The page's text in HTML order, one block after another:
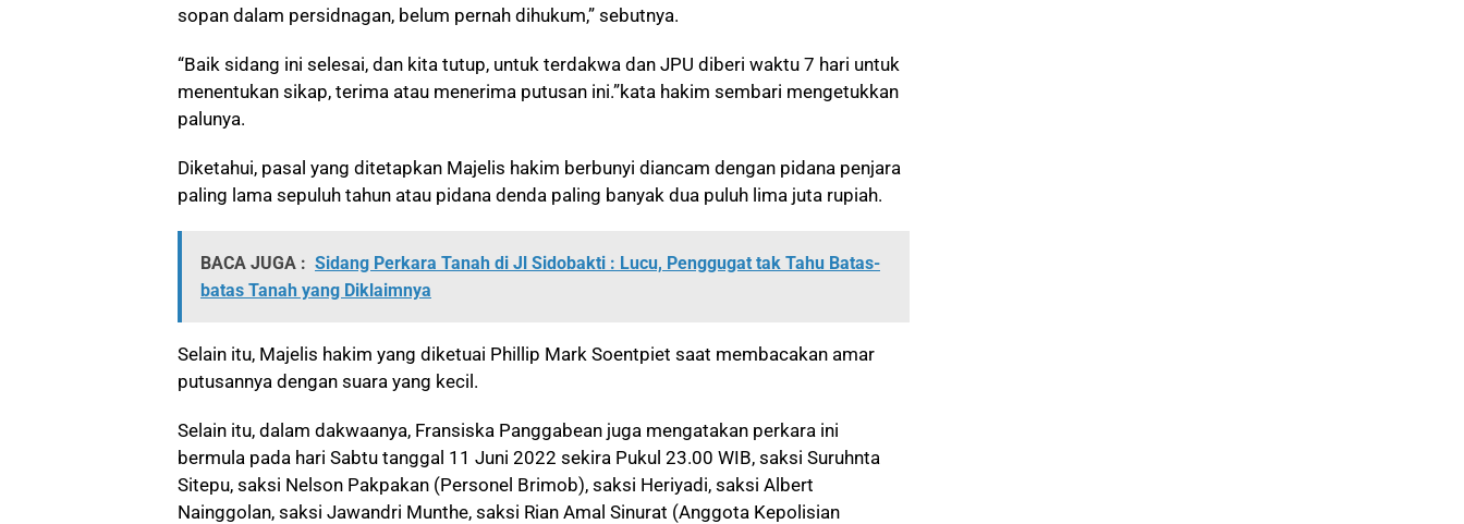
sopan dalam persidnagan, belum pernah dihukum,” sebutnya.
“Baik sidang ini selesai, dan kita tutup, untuk terdakwa dan JPU diberi waktu 7 hari untuk
menentukan sikap, terima atau menerima putusan ini.”kata hakim sembari mengetukkan
palunya.
Diketahui, pasal yang ditetapkan Majelis hakim berbunyi diancam dengan pidana penjara
paling lama sepuluh tahun atau pidana denda paling banyak dua puluh lima juta rupiah.
BACA JUGA : Sidang Perkara Tanah di Jl Sidobakti : Lucu, Penggugat tak Tahu Batas-
batas Tanah yang Diklaimnya
Selain itu, Majelis hakim yang diketuai Phillip Mark Soentpiet saat membacakan amar
putusannya dengan suara yang kecil.
Selain itu, dalam dakwaanya, Fransiska Panggabean juga mengatakan perkara ini
bermula pada hari Sabtu tanggal 11 Juni 2022 sekira Pukul 23.00 WIB, saksi Suruhnta
Sitepu, saksi Nelson Pakpakan (Personel Brimob), saksi Heriyadi, saksi Albert
Nainggolan, saksi Jawandri Munthe, saksi Rian Amal Sinurat (Anggota Kepolisian